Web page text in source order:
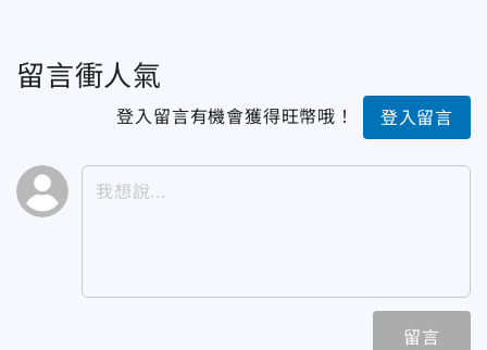
留言衝人氣
登入留言有機會獲得旺幣哦！ 登入留言
留言